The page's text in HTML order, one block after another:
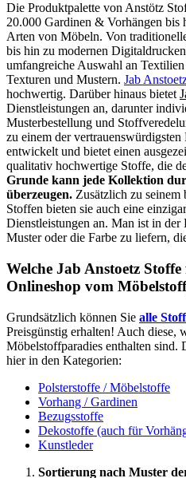
Die Produktpalette von Anstötz
20.000 Gardinen & Vorhängen bis
Arten von Möbeln. Von
bis hin zu modernen
umfangreiche Auswahl an
Texturen und Mustern. Jab
hochwertig. Darüber hinaus bietet
Dienstleistungen an, darunter
Musterbestellung und
zu einem der
entwickelt und bietet einen
qualitativ hochwertige Stoffe, die
Grunde kann jede Kollektion
überzeugen. Zusätzlich zu seinem
Stoffen bieten sie auch eine
Dienstleistungen an. Man ist in der
Muster oder die Farbe zu liefern,
Welche Jab Anstoetz
Onlineshop vom
Grundsätzlich können Sie alle
Preisgünstig erhalten! Auch diese,
Möbelstoffparadies enthalten
hier in den Kategorien:
Polsterstoffe / Möbelstoffe
Vorhang / Gardinen
Bezugsstoffe
Dekostoffe (auch für
Kunstleder
Sortierung nach Muster